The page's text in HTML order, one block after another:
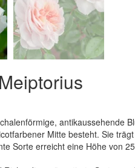
antikaussehende
Mitte besteht. Sie
Sorte erreicht eine Höhe von